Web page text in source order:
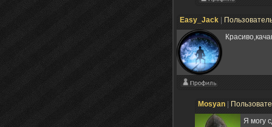
Easy_Jack
Mosyan
Я могу